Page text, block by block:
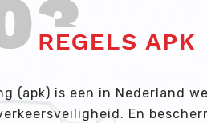
(apk) is een in Nederland
En